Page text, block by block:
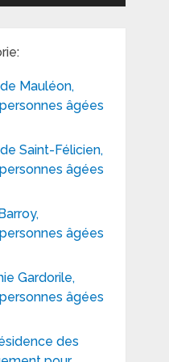
Mauléon,
âgées
Saint-Félicien,
âgées
âgées
Gardorile,
âgées
des